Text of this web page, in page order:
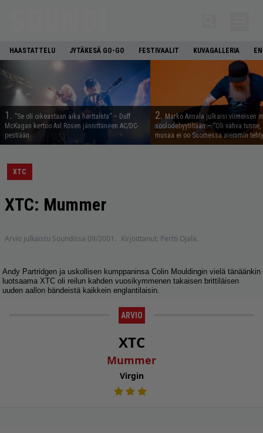
HAASTATTELU JYTÄKESÄ GO-GO FESTIVAALIT KUVAGALLERIA
1. ”Se oli oikeastaan aika herttaista” – Duff
McKagan kertoo Axl Rosen jännittäneen AC/DC-
pestiään
2.Marko Annala julkaisi viimeisen
soolodebyytiltään – ”Oli vahva
musaa ei oo Suomessa aiemmin
XTC
XTC: Mummer
Arvio julkaistu Soundissa 09/2001. Kirjoittanut: Pertti Ojala.
Andy Partridgen ja uskollisen kumppaninsa Colin Mouldingin vielä tänäänkin
luotsaama XTC oli reilun kahden vuosikymmenen takaisen brittiläisen
uuden aallon bändeistä kaikkein englantilaisin.
ARVIO
XTC
Mummer
Virgin